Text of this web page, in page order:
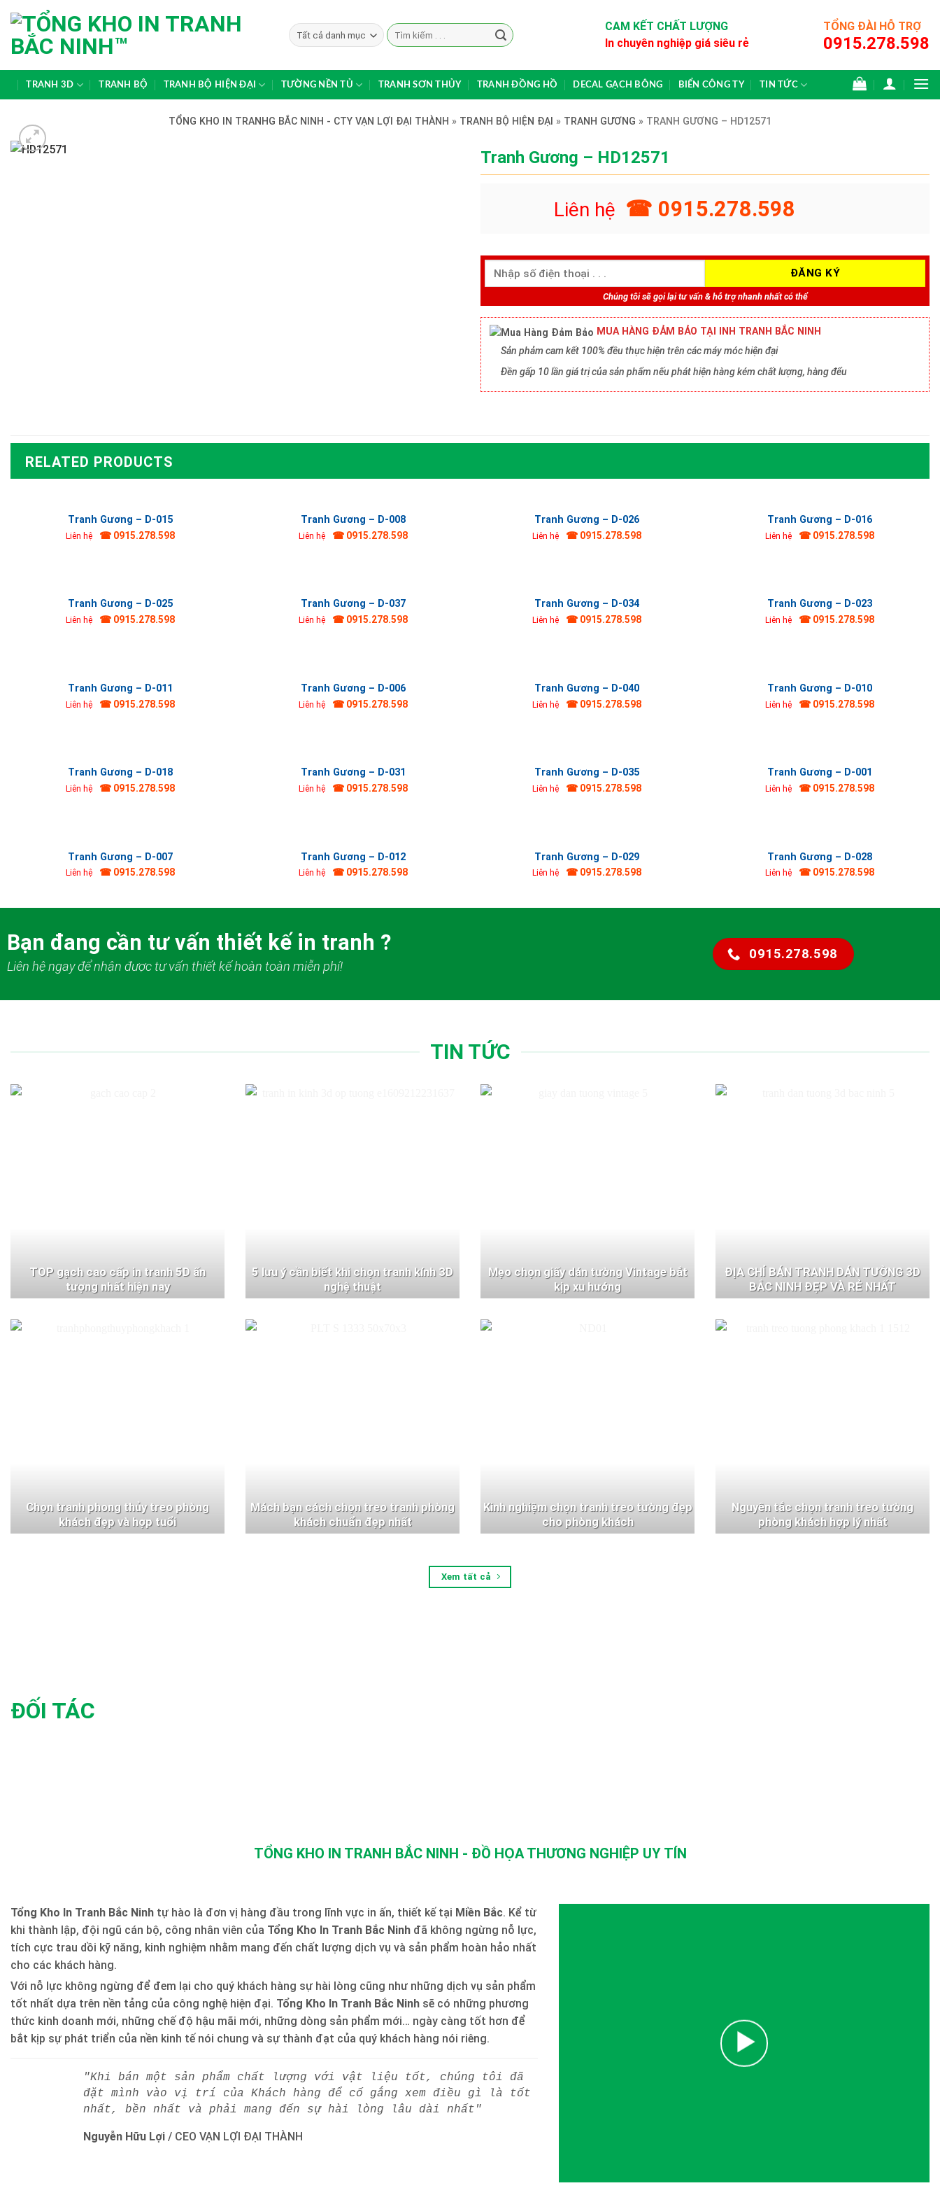
to
content
Search
for:
CAM KẾT CHẤT LƯỢNG
In chuyên nghiệp giá siêu rẻ
TỔNG ĐÀI HỖ TRỢ
0915.278.598
TRANH 3D TRANH BỘ TRANH BỘ HIỆN ĐẠI TƯỜNG NỀN TỦ TRANH SƠN THỦY TRANH ĐỒNG HỒ DECAL GẠCH BÔNG BIỂN CÔNG TY TIN TỨC
TỔNG KHO IN TRANHG BẮC NINH - CTY VẠN LỢI ĐẠI THÀNH » TRANH BỘ HIỆN ĐẠI » TRANH GƯƠNG » TRANH GƯƠNG – HD12571
Tranh Gương – HD12571
Liên hệ ☎ 0915.278.598
Chúng tôi sẽ gọi lại tư vấn & hỗ trợ nhanh nhất có thể
MUA HÀNG ĐẢM BẢO TẠI INH TRANH BẮC NINH
Sản phảm cam kết 100% đều thực hiện trên các máy móc hiện đại
Đền gấp 10 lần giá trị của sản phẩm nếu phát hiện hàng kém chất lượng, hàng đểu
RELATED PRODUCTS
Tranh Gương – D-015
Liên hệ ☎ 0915.278.598
Tranh Gương – D-008
Liên hệ ☎ 0915.278.598
Tranh Gương – D-026
Liên hệ ☎ 0915.278.598
Tranh Gương – D-016
Liên hệ ☎ 0915.278.598
Tranh Gương – D-025
Liên hệ ☎ 0915.278.598
Tranh Gương – D-037
Liên hệ ☎ 0915.278.598
Tranh Gương – D-034
Liên hệ ☎ 0915.278.598
Tranh Gương – D-023
Liên hệ ☎ 0915.278.598
Tranh Gương – D-011
Liên hệ ☎ 0915.278.598
Tranh Gương – D-006
Liên hệ ☎ 0915.278.598
Tranh Gương – D-040
Liên hệ ☎ 0915.278.598
Tranh Gương – D-010
Liên hệ ☎ 0915.278.598
Tranh Gương – D-018
Liên hệ ☎ 0915.278.598
Tranh Gương – D-031
Liên hệ ☎ 0915.278.598
Tranh Gương – D-035
Liên hệ ☎ 0915.278.598
Tranh Gương – D-001
Liên hệ ☎ 0915.278.598
Tranh Gương – D-007
Liên hệ ☎ 0915.278.598
Tranh Gương – D-012
Liên hệ ☎ 0915.278.598
Tranh Gương – D-029
Liên hệ ☎ 0915.278.598
Tranh Gương – D-028
Liên hệ ☎ 0915.278.598
Bạn đang cần tư vấn thiết kế in tranh ?
Liên hệ ngay để nhận được tư vấn thiết kế hoàn toàn miễn phí!
0915.278.598
TIN TỨC
TOP gạch cao cấp in tranh 5D ấn
tượng nhất hiện nay
5 lưu ý cần biết khi chọn tranh kính 3D
nghệ thuật
Mẹo chọn giấy dán tường Vintage bắt
kịp xu hướng
ĐỊA CHỈ BÁN TRANH DÁN TƯỜNG 3D
BẮC NINH ĐẸP VÀ RẺ NHẤT
Chọn tranh phong thủy treo phòng
khách đẹp và hợp tuổi
Mách bạn cách chọn treo tranh phòng
khách chuẩn đẹp nhất
Kinh nghiệm chọn tranh treo tường đẹp
cho phòng khách
Nguyên tắc chọn tranh treo tường
phòng khách hợp lý nhất
Xem tất cả
ĐỐI TÁC
TỔNG KHO IN TRANH BẮC NINH - ĐỒ HỌA THƯƠNG NGHIỆP UY TÍN
Tổng Kho In Tranh Bắc Ninh tự hào là đơn vị hàng đầu trong lĩnh vực in ấn, thiết kế tại Miền Bắc. Kể từ
khi thành lập, đội ngũ cán bộ, công nhân viên của Tổng Kho In Tranh Bắc Ninh đã không ngừng nỗ lực,
tích cực trau dồi kỹ năng, kinh nghiệm nhằm mang đến chất lượng dịch vụ và sản phẩm hoàn hảo nhất
cho các khách hàng.
Với nỗ lực không ngừng để đem lại cho quý khách hàng sự hài lòng cũng như những dịch vụ sản phẩm
tốt nhất dựa trên nền tảng của công nghệ hiện đại. Tổng Kho In Tranh Bắc Ninh sẽ có những phương
thức kinh doanh mới, những chế độ hậu mãi mới, những dòng sản phẩm mới… ngày càng tốt hơn để
bắt kịp sự phát triển của nền kinh tế nói chung và sự thành đạt của quý khách hàng nói riêng.
"Khi bán một sản phẩm chất lượng với vật liệu tốt, chúng tôi đã
đặt mình vào vị trí của Khách hàng để cố gắng xem điều gì là tốt
nhất, bền nhất và phải mang đến sự hài lòng lâu dài nhất"
Nguyễn Hữu Lợi / CEO VẠN LỢI ĐẠI THÀNH